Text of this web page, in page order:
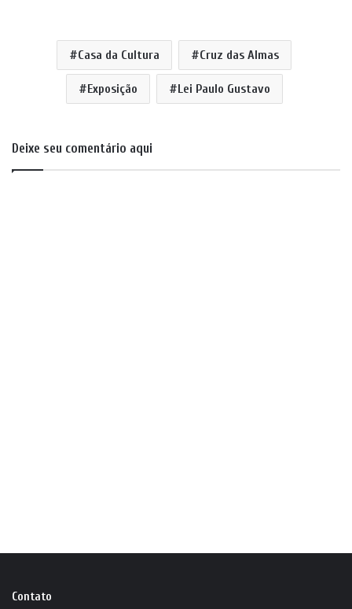
Casa da Cultura Cruz das Almas
Exposição Lei Paulo Gustavo
Deixe seu comentário aqui
Contato